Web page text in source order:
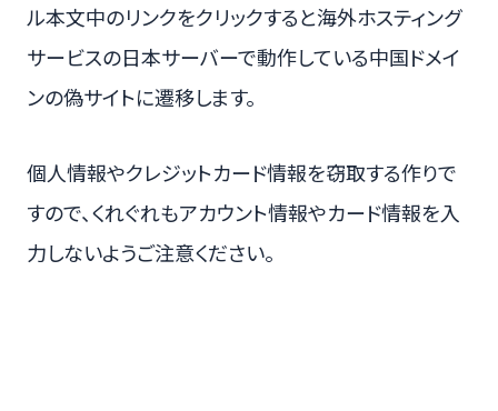
ル本文中のリンクをクリックすると海外ホスティング
サービスの日本サーバーで動作している中国ドメイ
ンの偽サイトに遷移します。
個人情報やクレジットカード情報を窃取する作りで
すので、くれぐれもアカウント情報やカード情報を入
力しないようご注意ください。